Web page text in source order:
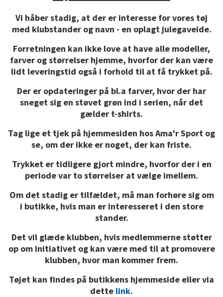
Vi håber stadig, at der er interesse for vores tøj
med klubstander og navn - en oplagt julegaveide.
Forretningen kan ikke love at have alle modeller,
farver og størrelser hjemme, hvorfor der kan være
lidt leveringstid også i forhold til at få trykket på.
Der er opdateringer på bl.a farver, hvor der har
sneget sig en støvet grøn ind i serien, når det
gælder t-shirts.
Tag lige et tjek på hjemmesiden hos Ama'r Sport og
se, om der ikke er noget, der kan friste.
Trykket er tidligere gjort mindre, hvorfor der i en
periode var to størrelser at vælge imellem.
Om det stadig er tilfældet, må man forhøre sig om
i butikke, hvis man er interesseret i den store
stander.
Det vil glæde klubben, hvis medlemmerne støtter
op om initiativet og kan være med til at promovere
klubben, hvor man kommer frem.
Tøjet kan findes på butikkens hjemmeside eller via
dette link.